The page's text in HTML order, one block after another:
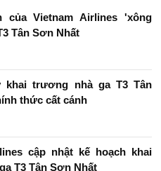
của Vietnam Airlines 'xông
Tân Sơn Nhất
khai trương nhà ga T3 Tân
thức cất cánh
cập nhật kế hoạch khai
T3 Tân Sơn Nhất